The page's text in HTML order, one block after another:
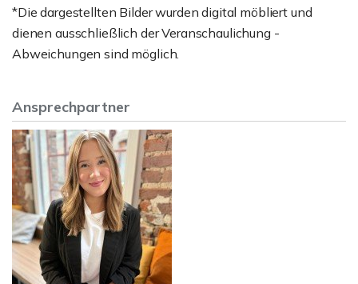
*Die dargestellten Bilder wurden digital möbliert und
dienen ausschließlich der Veranschaulichung -
Abweichungen sind möglich.
Ansprechpartner